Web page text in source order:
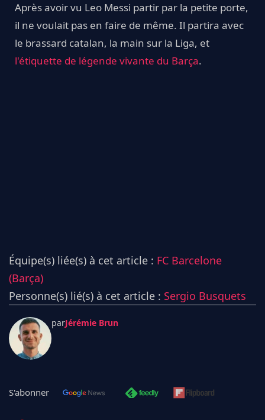
Après avoir vu Leo Messi partir par la petite porte,
il ne voulait pas en faire de même. Il partira avec
le brassard catalan, la main sur la Liga, et
l'étiquette de légende vivante du Barça.
Équipe(s) liée(s) à cet article : FC Barcelone
(Barça)
Personne(s) lié(s) à cet article : Sergio Busquets
parJérémie Brun
S'abonner